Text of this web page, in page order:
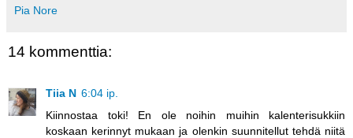
Pia Nore
14 kommenttia:
Tiia N 6:04 ip.
Kiinnostaa toki! En ole noihin muihin kalenterisukkiin
koskaan kerinnyt mukaan ja olenkin suunnitellut tehdä niitä